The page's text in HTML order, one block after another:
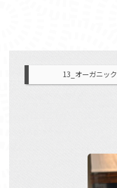
13_オーガニック